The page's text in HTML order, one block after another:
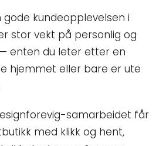
gode kundeopplevelsen i
stor vekt på personlig og
enten du leter etter en
hjemmet eller bare er ute
samarbeidet får
med klikk og hent,